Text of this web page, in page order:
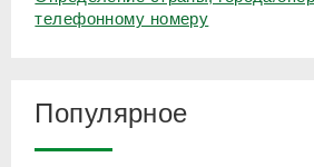
телефонному номеру
Популярное